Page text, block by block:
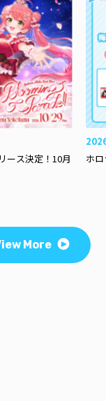
ース決定！10月
ホ
More